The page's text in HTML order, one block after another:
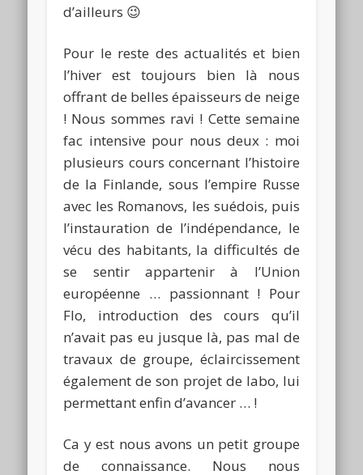
d’ailleurs 😉
Pour le reste des actualités et bien
l’hiver est toujours bien là nous
offrant de belles épaisseurs de neige
! Nous sommes ravi ! Cette semaine
fac intensive pour nous deux : moi
plusieurs cours concernant l’histoire
de la Finlande, sous l’empire Russe
avec les Romanovs, les suédois, puis
l’instauration de l’indépendance, le
vécu des habitants, la difficultés de
se sentir appartenir à l’Union
européenne … passionnant ! Pour
Flo, introduction des cours qu’il
n’avait pas eu jusque là, pas mal de
travaux de groupe, éclaircissement
également de son projet de labo, lui
permettant enfin d’avancer … !
Ca y est nous avons un petit groupe
de connaissance. Nous nous